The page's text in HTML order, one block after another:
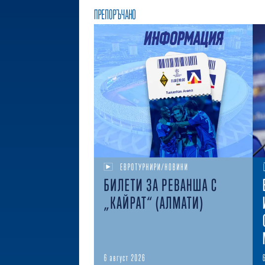
ПРЕПОРЪЧАНО
ЕВРОТУРНИРИ/НОВИНИ
БИЛЕТИ ЗА РЕВАНША С
„КАЙРАТ“ (АЛМАТИ)
6 август 2026